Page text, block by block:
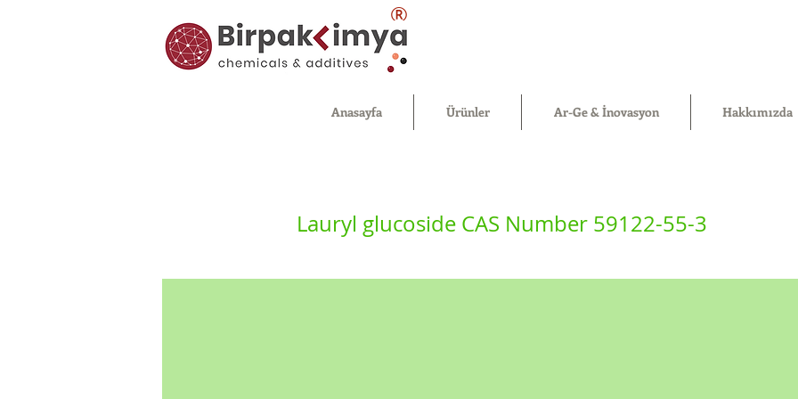
®
Anasayfa Ürünler Ar-Ge & İnovasyon Hakkımızda
Lauryl glucoside CAS Number 59122-55-3